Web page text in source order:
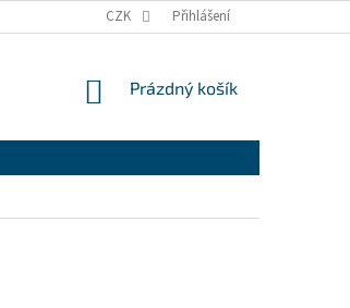
CZK Přihlášení
NÁKUPNÍ
Prázdný košík